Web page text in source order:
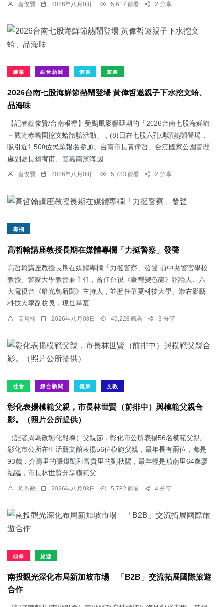
蔡俊賢 2026年八月08日 5,617 觀看 2 分享
農業 綜合新聞 健康 旅遊
2026台南七股海鮮節熱鬧登場 黃偉哲邀親子下水挖文蛤、
品海味
【記者蔡俊賢/台南報導】受颱風影響延期的「2026台南七股海鮮節
－觀光赤嘴園挖文蛤體驗活動」，(8)日在七股六孔碼頭熱鬧登場，
吸引近1,500位民眾報名參加。台南市長黃偉哲、台江國家公園管理
處副處長賴宥甫、雲嘉南濱海國...
蔡俊賢 2026年八月08日 5,783 觀看 2 分享
專欄
高哲翰講座教授長期在媒體專欄「力挺警察」發聲
高哲翰講座教授長期在媒體專欄「力挺警察」發聲 前中央警官學校
教授、警察大學教授兼主任，曾任台視《臺灣變色龍》評論人、八
大電視台《暗光鳥新聞》主持人，並歷任華夏科技大學、崇右影藝
科技大學副校長，現任華夏...
高哲翰 2026年八月08日 49,228 觀看 3 分享
社會 綜合新聞 健康 文教
彰化表揚模範父親，市長林世賢（前排中）與模範父親合
影。（照片公所提供）
（記者周為政彰化報導）父親節，彰化市公所表揚56名模範父親。
彰化市公所在生活藝文館表揚56位模範父親，最年長有兩位，都是
93歲，介壽里的張燦凱和富貴里的劉秋陽，最年輕是茄南里64歲廖
福臨，市長林世賢分享模範父...
周為政 2026年八月08日 5,782 觀看 4 分享
頭條 旅遊
南投觀光深化布局新加坡市場 「B2B」交流拓展國際旅遊
合作